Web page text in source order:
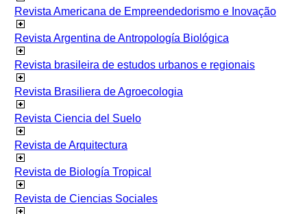
Revista Americana de Empreendedorismo e Inovação
Revista Argentina de Antropología Biológica
Revista brasileira de estudos urbanos e regionais
Revista Brasiliera de Agroecologia
Revista Ciencia del Suelo
Revista de Arquitectura
Revista de Biología Tropical
Revista de Ciencias Sociales